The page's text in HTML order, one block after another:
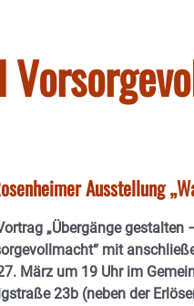
Ausstellung
„Übergänge gestalten
mit
März um 19 Uhr im
23b (neben der